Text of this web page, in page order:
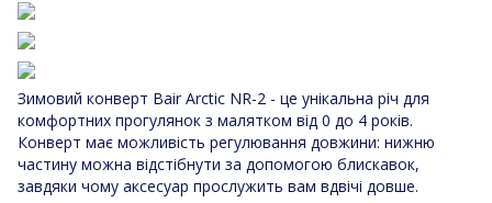
Зимовий конверт Bair Arctic NR-2 - це унікальна річ для
комфортних прогулянок з малятком від 0 до 4 років.
Конверт має можливість регулювання довжини: нижню
частину можна відстібнути за допомогою блискавок,
завдяки чому аксесуар прослужить вам вдвічі довше.